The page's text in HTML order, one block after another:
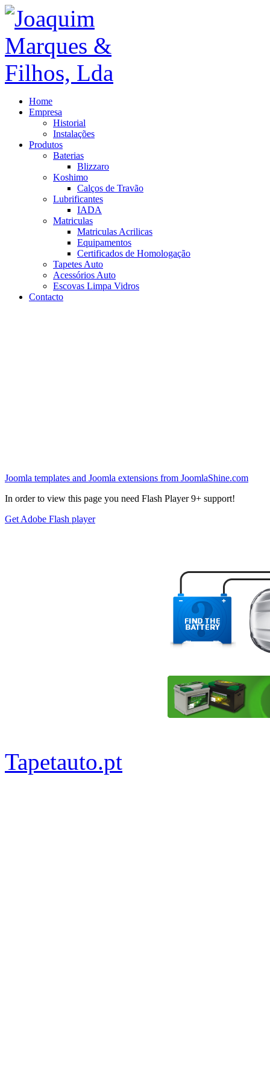
Home
Empresa
Historial
Instalações
Produtos
Baterias
Blizzaro
Koshimo
Calços de Travão
Lubrificantes
IADA
Matriculas
Matriculas Acrilicas
Equipamentos
Certificados de Homologação
Tapetes Auto
Acessórios Auto
Escovas Limpa Vidros
Contacto
Joomla templates and Joomla extensions from JoomlaShine.com
In order to view this page you need Flash Player 9+ support!
Get Adobe Flash player
Tapetauto.pt